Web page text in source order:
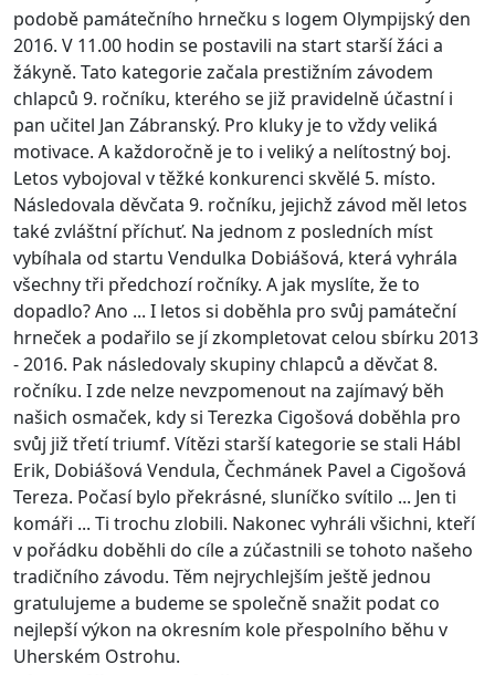
podobě památečního hrnečku s logem Olympijský den
2016. V 11.00 hodin se postavili na start starší žáci a
žákyně. Tato kategorie začala prestižním závodem
chlapců 9. ročníku, kterého se již pravidelně účastní i
pan učitel Jan Zábranský. Pro kluky je to vždy veliká
motivace. A každoročně je to i veliký a nelítostný boj.
Letos vybojoval v těžké konkurenci skvělé 5. místo.
Následovala děvčata 9. ročníku, jejichž závod měl letos
také zvláštní příchuť. Na jednom z posledních míst
vybíhala od startu Vendulka Dobiášová, která vyhrála
všechny tři předchozí ročníky. A jak myslíte, že to
dopadlo? Ano ... I letos si doběhla pro svůj památeční
hrneček a podařilo se jí zkompletovat celou sbírku 2013
- 2016. Pak následovaly skupiny chlapců a děvčat 8.
ročníku. I zde nelze nevzpomenout na zajímavý běh
našich osmaček, kdy si Terezka Cigošová doběhla pro
svůj již třetí triumf. Vítězi starší kategorie se stali Hábl
Erik, Dobiášová Vendula, Čechmánek Pavel a Cigošová
Tereza. Počasí bylo překrásné, sluníčko svítilo ... Jen ti
komáři ... Ti trochu zlobili. Nakonec vyhráli všichni, kteří
v pořádku doběhli do cíle a zúčastnili se tohoto našeho
tradičního závodu. Těm nejrychlejším ještě jednou
gratulujeme a budeme se společně snažit podat co
nejlepší výkon na okresním kole přespolního běhu v
Uherském Ostrohu.